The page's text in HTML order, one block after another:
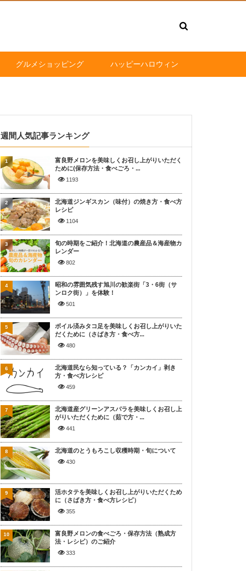
グルメショッピング ハッピーハロウィン
週間人気記事ランキング
富良野メロンを美味しくお召し上がりいただく
ために(保存方法・食べごろ・...
1193
1
北海道ジンギスカン（味付）の焼き方・食べ方
レシピ
1104
2
旬の時期をご紹介！北海道の農産品＆海産物カ
レンダー
802
3
昭和の雰囲気残す旭川の歓楽街「3・6街（サ
ンロク街）」を体験！
501
4
ボイル済みタコ足を美味しくお召し上がりいた
だくために（さばき方・食べ方...
480
5
北海道民なら知っている？「カンカイ」剥き
方・食べ方レシピ
459
6
北海道産グリーンアスパラを美味しくお召し上
がりいただくために（茹で方・...
441
7
北海道のとうもろこし収穫時期・旬について
430
8
活ホタテを美味しくお召し上がりいただくため
に（さばき方・食べ方レシピ）
355
9
富良野メロンの食べごろ・保存方法（熟成方
法・レシピ）のご紹介
333
10